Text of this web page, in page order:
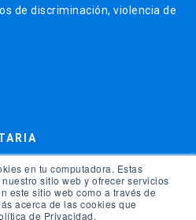
en tu computadora. Estas
sitio web y ofrecer servicios
este sitio web como a través de
acerca de las cookies que
de Privacidad.
de discriminación, violencia de
consejo si se ha vulnerado
universidad.